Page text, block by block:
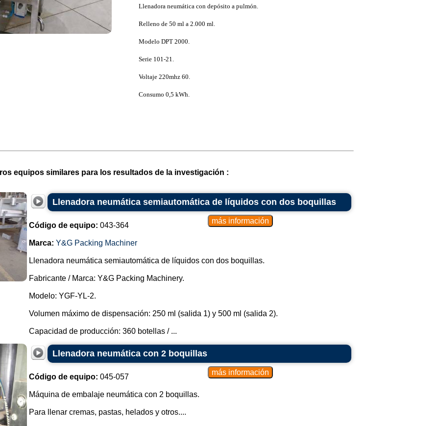
Llenadora neumática con depósito a pulmón.
Relleno de 50 ml a 2.000 ml.
Modelo DPT 2000.
Serie 101-21.
Voltaje 220mhz 60.
Consumo 0,5 kWh.
equipos similares para los resultados de la investigación :
Llenadora neumática semiautomática de líquidos con dos boquillas
Código de equipo: 043-364
Marca: Y&G Packing Machiner
Llenadora neumática semiautomática de líquidos con dos boquillas.
Fabricante / Marca: Y&G Packing Machinery.
Modelo: YGF-YL-2.
Volumen máximo de dispensación: 250 ml (salida 1) y 500 ml (salida 2).
Capacidad de producción: 360 botellas / ...
Llenadora neumática con 2 boquillas
Código de equipo: 045-057
Máquina de embalaje neumática con 2 boquillas.
Para llenar cremas, pastas, helados y otros....